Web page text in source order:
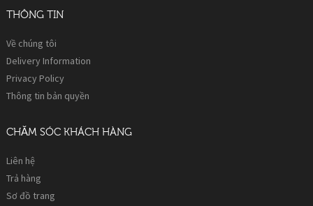
THÔNG TIN
Về chúng tôi
Delivery Information
Privacy Policy
Thông tin bản quyền
CHĂM SÓC KHÁCH HÀNG
Liên hệ
Trả hàng
Sơ đồ trang